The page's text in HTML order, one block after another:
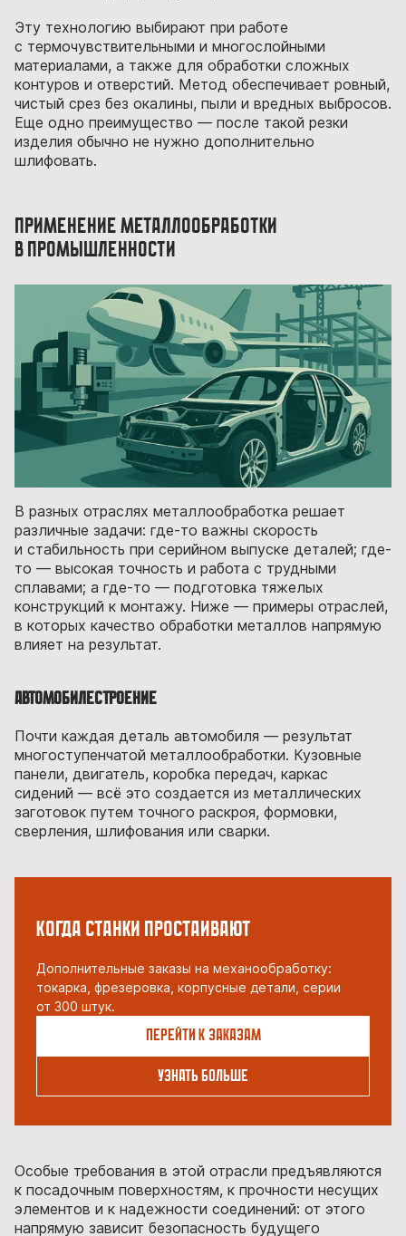
Эту технологию выбирают при работе
с термочувствительными и многослойными
материалами, а также для обработки сложных
контуров и отверстий. Метод обеспечивает ровный,
чистый срез без окалины, пыли и вредных выбросов.
Еще одно преимущество — после такой резки
изделия обычно не нужно дополнительно
шлифовать.
Применение металлообработки
в промышленности
В разных отраслях металлообработка решает
различные задачи: где-то важны скорость
и стабильность при серийном выпуске деталей; где-
то — высокая точность и работа с трудными
сплавами; а где-то — подготовка тяжелых
конструкций к монтажу. Ниже — примеры отраслей,
в которых качество обработки металлов напрямую
влияет на результат.
Автомобилестроение
Почти каждая деталь автомобиля — результат
многоступенчатой металлообработки. Кузовные
панели, двигатель, коробка передач, каркас
сидений — всё это создается из металлических
заготовок путем точного раскроя, формовки,
сверления, шлифования или сварки.
Когда станки простаивают
Дополнительные заказы на механообработку:
токарка, фрезеровка, корпусные детали, серии
от 300 штук.
Перейти к заказам
Узнать больше
Особые требования в этой отрасли предъявляются
к посадочным поверхностям, к прочности несущих
элементов и к надежности соединений: от этого
напрямую зависит безопасность будущего